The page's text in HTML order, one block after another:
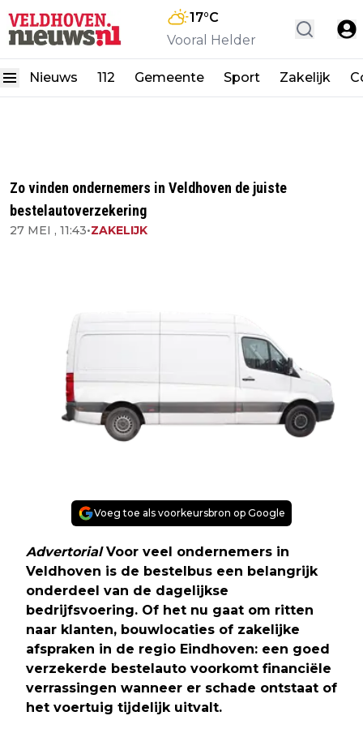
17°C
Vooral Helder
Nieuws 112 Gemeente Sport Zakelijk
Zo vinden ondernemers in Veldhoven de juiste
bestelautoverzekering
27 MEI , 11:43•ZAKELIJK
Voeg toe als voorkeursbron op Google
AdvertorialVoor veel ondernemers in
Veldhoven is de bestelbus een belangrijk
onderdeel van de dagelijkse
bedrijfsvoering. Of het nu gaat om ritten
naar klanten, bouwlocaties of zakelijke
afspraken in de regio Eindhoven: een goed
verzekerde bestelauto voorkomt financiële
verrassingen wanneer er schade ontstaat of
het voertuig tijdelijk uitvalt.